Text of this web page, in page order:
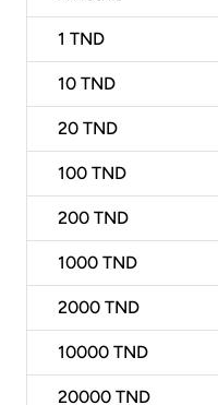
1 TND
10 TND
20 TND
100 TND
200 TND
1000 TND
2000 TND
10000 TND
20000 TND